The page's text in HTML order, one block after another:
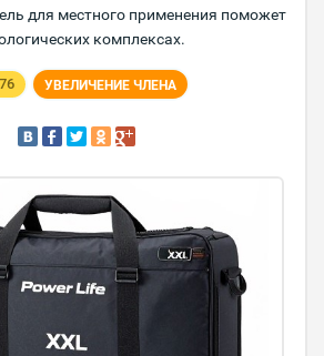
для местного применения поможет
комплексах.
УВЕЛИЧЕНИЕ ЧЛЕНА